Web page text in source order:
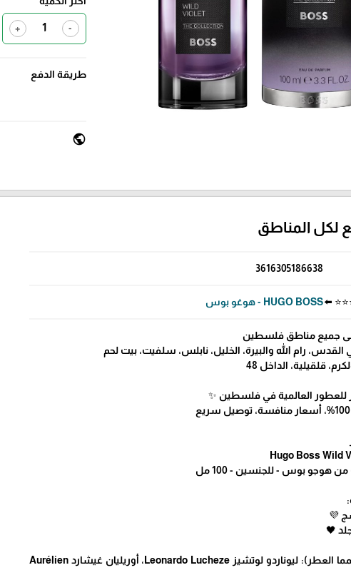
-
+
طريقة الدفع
public
لكل المناطق
3616305186638
⬅️HUGO BOSS - هوغو بوس
جميع مناطق فلسطين
رام الله والبيرة، الخليل، نابلس، سلفيت، بيت لحم
قلقيلية، الداخل 48
للعطور العالمية في فلسطين ✨
Hugo Boss Wild
هوجو بوس - للجنسين - 100 مل
💜
🖤
📝 العطاران (مصمما العطر): ليوناردو لوتشيز Leonardo Lucheze، أوريليان غيشارد Aurélien